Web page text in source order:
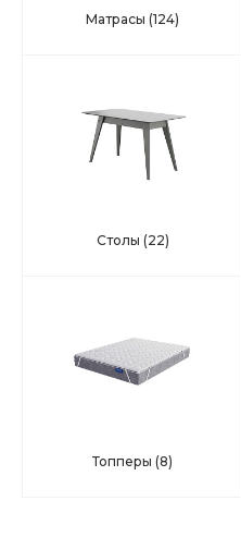
Матрасы (124)
Столы (22)
Топперы (8)